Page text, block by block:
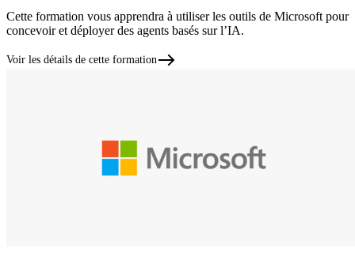
Cette formation vous apprendra à utiliser les outils de Microsoft pour
concevoir et déployer des agents basés sur l’IA.
Voir les détails de cette formation